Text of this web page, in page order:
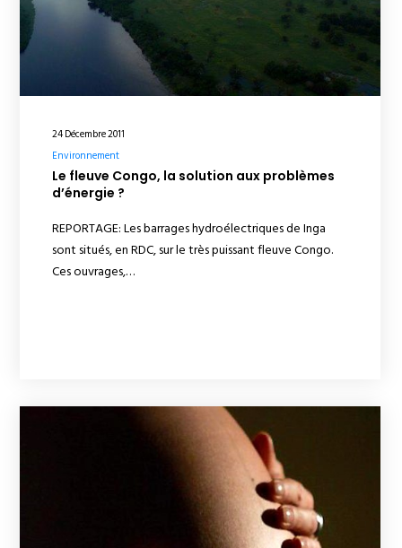
24 Décembre 2011
Environnement
Le fleuve Congo, la solution aux problèmes
d’énergie ?
REPORTAGE: Les barrages hydroélectriques de Inga
sont situés, en RDC, sur le très puissant fleuve Congo.
Ces ouvrages,…